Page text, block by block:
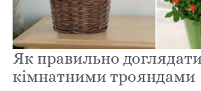
Як правильно
кімнатними трояндами